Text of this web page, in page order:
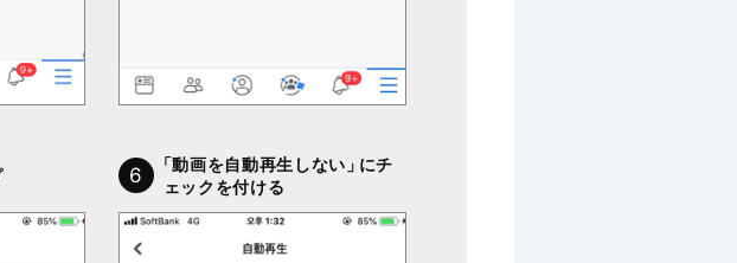
6 「動画を自動再生しない」にチ
ェックを付ける